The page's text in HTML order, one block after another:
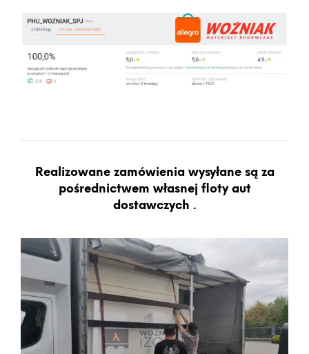
Realizowane zamówienia wysyłane są za
pośrednictwem własnej floty aut
dostawczych .